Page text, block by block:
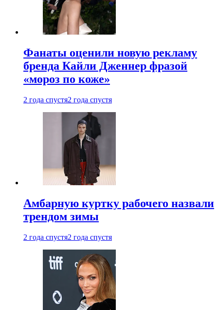
Фанаты оценили новую рекламу
бренда Кайли Дженнер фразой
«мороз по коже»
2 года спустя2 года спустя
Амбарную куртку рабочего назвали
трендом зимы
2 года спустя2 года спустя